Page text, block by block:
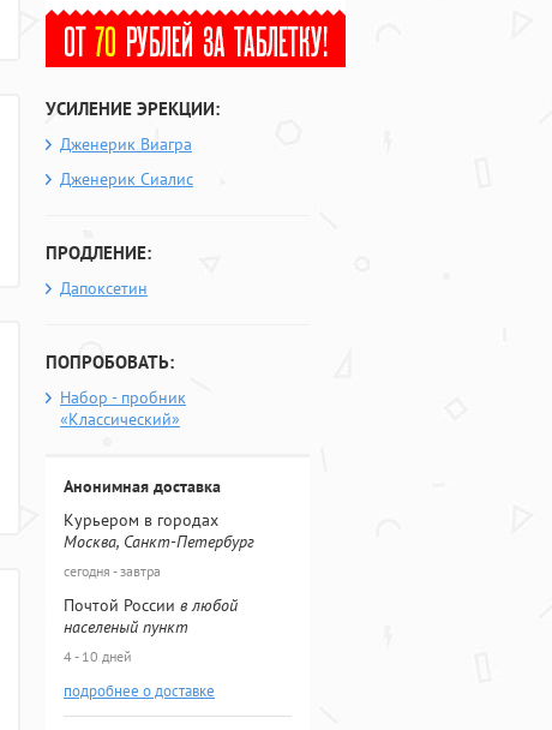
УСИЛЕНИЕ ЭРЕКЦИИ:
Дженерик Виагра
Дженерик Сиалис
ПРОДЛЕНИЕ:
Дапоксетин
ПОПРОБОВАТЬ:
Набор - пробник
«Классический»
Анонимная доставка
Курьером в городах
Москва, Санкт-Петербург
сегодня - завтра
Почтой России в любой
населеный пункт
4 - 10 дней
подробнее о доставке